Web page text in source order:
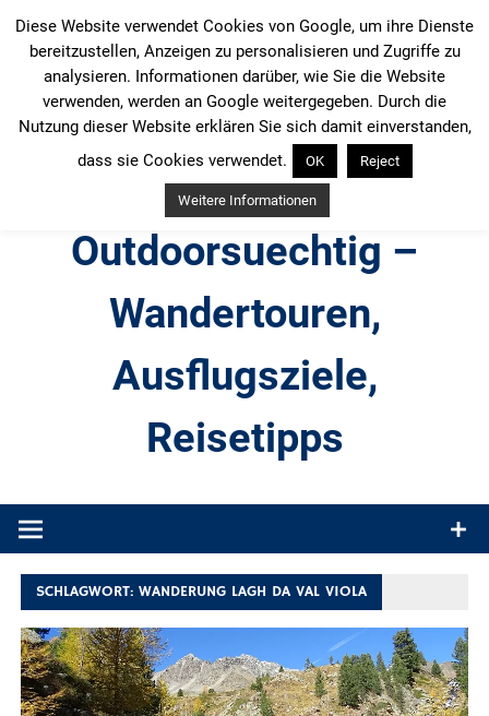
Inhalt
springen
Outdoorsuechtig –
Wandertouren,
Ausflugsziele,
Reisetipps
Produkttests und Buchrezensionen. Ein Blog für alle, die gern
SCHLAGWORT:WANDERUNG LAGH DA VAL VIOLA
Diese Website verwendet Cookies von Google, um ihre Dienste
bereitzustellen, Anzeigen zu personalisieren und Zugriffe zu
analysieren. Informationen darüber, wie Sie die Website
verwenden, werden an Google weitergegeben. Durch die
Nutzung dieser Website erklären Sie sich damit einverstanden,
dass sie Cookies verwendet.
OK Reject
Weitere Informationen